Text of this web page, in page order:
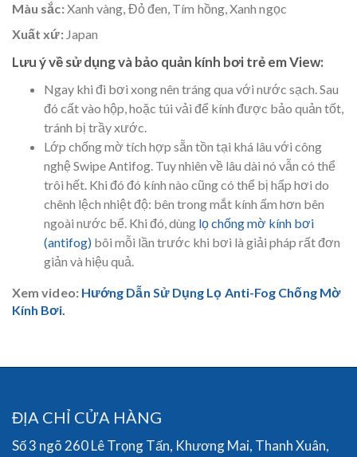
Màu sắc:Xanh vàng, Đỏ đen, Tím hồng, Xanh ngọc
Xuất xứ:Japan
Lưu ý về sử dụng và bảo quản kính bơi trẻ em View:
Ngay khi đi bơi xong nên tráng qua với nước sạch. Sau
đó cất vào hộp, hoặc túi vải để kính được bảo quản tốt,
tránh bị trầy xước.
Lớp chống mờ tích hợp sẵn tồn tại khá lâu với công
nghệ Swipe Antifog. Tuy nhiên về lâu dài nó vẫn có thể
trôi hết. Khi đó đó kính nào cũng có thể bị hấp hơi do
chênh lệch nhiệt độ: bên trong mắt kính ấm hơn bên
ngoài nước bể. Khi đó, dùng lọ chống mờ kính bơi
(antifog) bôi mỗi lần trước khi bơi là giải pháp rất đơn
giản và hiệu quả.
Xem video: Hướng Dẫn Sử Dụng Lọ Anti-Fog Chống Mờ
Kính Bơi.
ĐỊA CHỈ CỬA HÀNG
Số 3 ngõ 260 Lê Trọng Tấn, Khương Mai, Thanh Xuân,